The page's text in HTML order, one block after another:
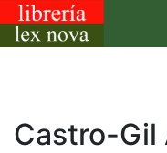
Castro-Gil